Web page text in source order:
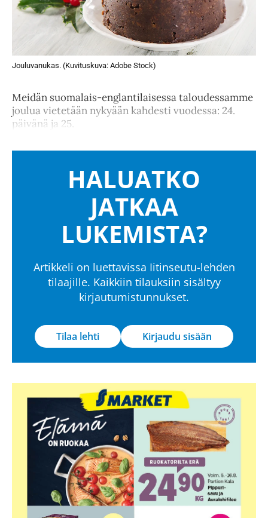
Jouluvanukas. (Kuvituskuva: Adobe Stock)
Meidän suomalais-englantilaisessa taloudessamme
joulua vietetään nykyään kahdesti vuodessa: 24.
päivänä ja 25.
HALUATKO
JATKAA
LUKEMISTA?
Artikkeli on luettavissa Iitinseutu-lehden
tilaajille. Kaikkiin tilauksiin sisältyy
kirjautumistunnukset.
Tilaa lehti Kirjaudu sisään